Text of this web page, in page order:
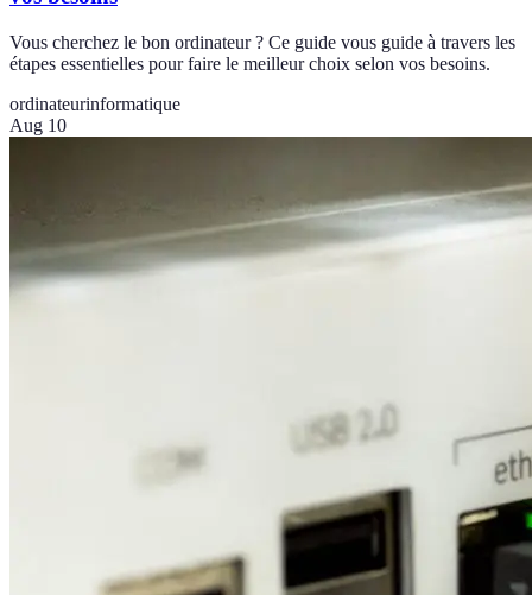
Vous cherchez le bon ordinateur ? Ce guide vous guide à travers les
étapes essentielles pour faire le meilleur choix selon vos besoins.
ordinateurinformatique
Aug 10